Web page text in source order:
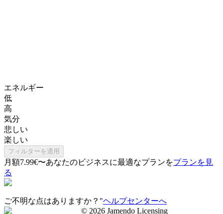
エネルギー
低
高
気分
悲しい
楽しい
フィルターを適用
月額7.99€〜あなたのビジネスに最適なプランをプランを見
る
ご不明な点はありますか？"ヘルプセンターへ
© 2026 Jamendo Licensing